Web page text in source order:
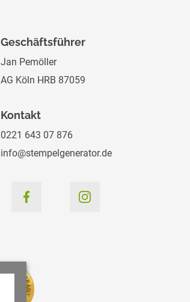
Geschäftsführer
Jan Pemöller
AG Köln HRB 87059
Kontakt
0221 643 07 876
info@stempelgenerator.de